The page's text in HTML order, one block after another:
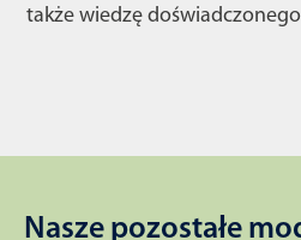
także wiedzę
Nasze pozostałe